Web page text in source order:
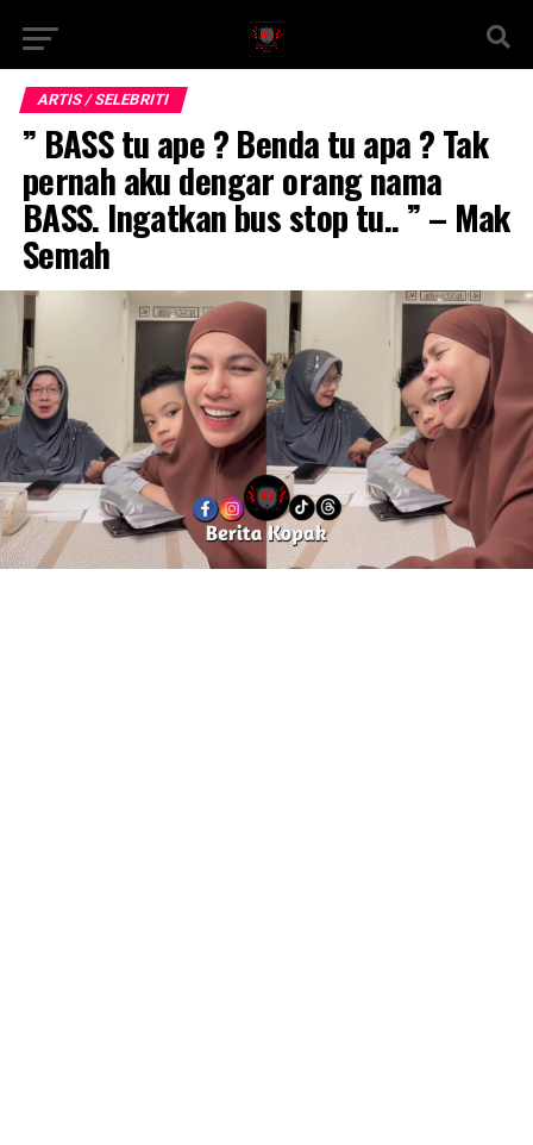
ARTIS / SELEBRITI
” BASS tu ape ? Benda tu apa ? Tak
pernah aku dengar orang nama
BASS. Ingatkan bus stop tu.. ” – Mak
Semah